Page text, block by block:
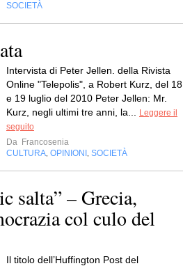
SOCIETÀ
Intervista di Peter Jellen. della Rivista
Online "Telepolis", a Robert Kurz, del 18
e 19 luglio del 2010 Peter Jellen: Mr.
Kurz, negli ultimi tre anni, la...
Leggere il
seguito
Da Francosenia
CULTURA OPINIONI SOCIETÀ
salta” – Grecia,
col culo del
Il titolo dell’Huffington Post del